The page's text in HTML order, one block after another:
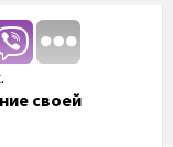
своей